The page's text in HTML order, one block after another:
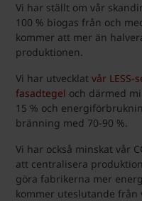
Vi har ställt om vår
100 % biogas från och
kommer att mer än
produktionen.
Vi har utvecklat vår LESS-
fasadtegel och därmed
15 % och
bränning med 70-90 %.
Vi har också minskat vår
att centralisera
göra fabrikerna mer
kommer uteslutande från